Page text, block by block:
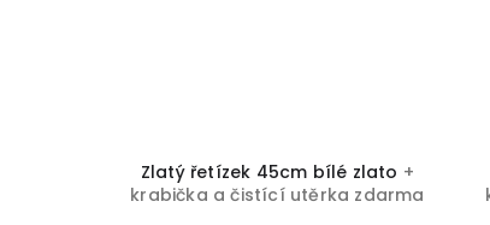
Zlatý řetízek 45cm bílé zlato +
krabička a čistící utěrka zdarma